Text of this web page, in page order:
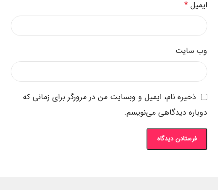
ایمیل*
وب‌ سایت
ذخیره نام، ایمیل و وبسایت من در مرورگر برای زمانی که
دوباره دیدگاهی می‌نویسم.